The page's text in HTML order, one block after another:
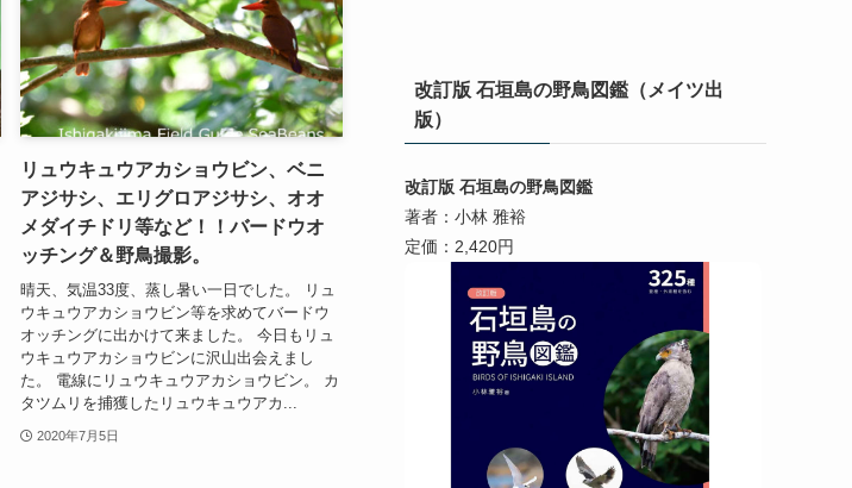
リュウキュウアカショウビン、ベニ
アジサシ、エリグロアジサシ、オオ
メダイチドリ等など！！バードウオ
ッチング＆野鳥撮影。
晴天、気温33度、蒸し暑い一日でした。 リュ
ウキュウアカショウビン等を求めてバードウ
オッチングに出かけて来ました。 今日もリュ
ウキュウアカショウビンに沢山出会えまし
た。 電線にリュウキュウアカショウビン。 カ
タツムリを捕獲したリュウキュウアカ...
2020年7月5日
改訂版 石垣島の野鳥図鑑（メイツ出
版）
改訂版 石垣島の野鳥図鑑
著者：小林 雅裕
定価：2,420円